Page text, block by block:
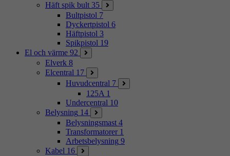
Häft spik bult 35
Bultpistol 7
Dyckertpistol 6
Häftpistol 3
Spikpistol 19
El och värme 92
Elverk 8
Elcentral 17
Huvudcentral 7
125A 1
Undercentral 10
Belysning 14
Belysningsmast 4
Transformatorer 1
Arbetsbelysning 9
Kabel 16